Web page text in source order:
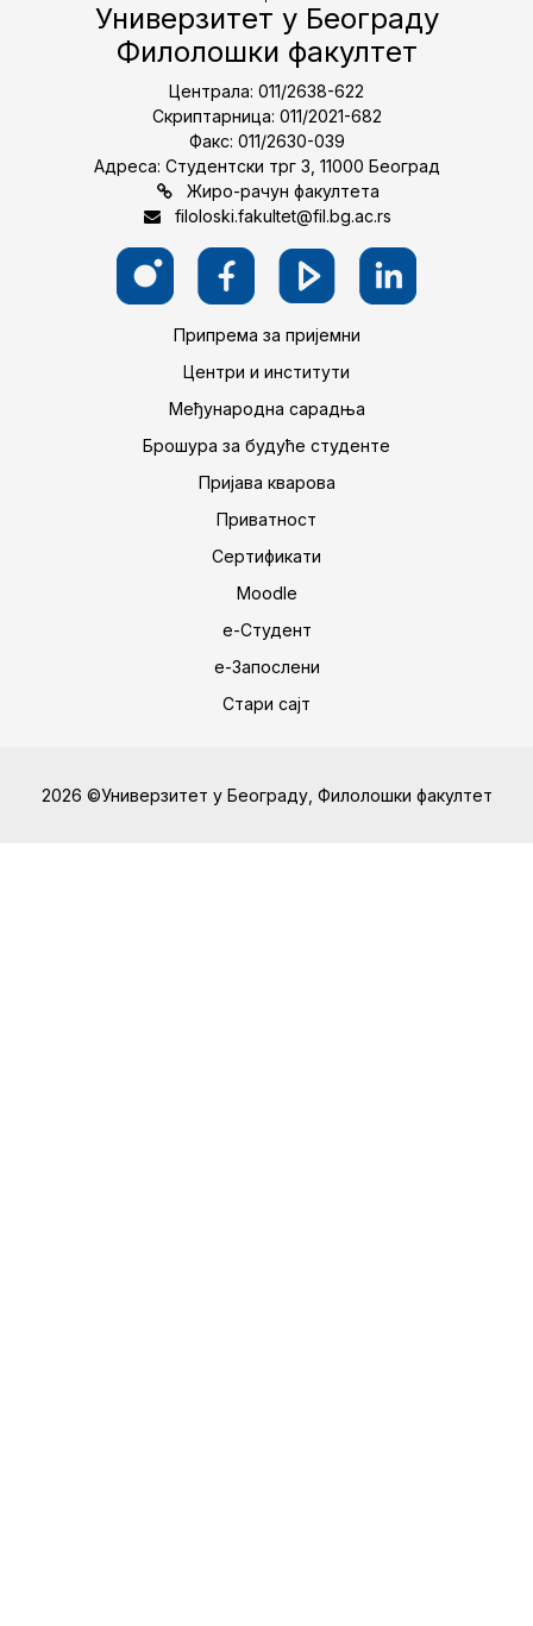
Универзитет у Београду
Филолошки факултет
Централа: 011/2638-622
Скриптарница: 011/2021-682
Факс: 011/2630-039
Адреса: Студентски трг 3, 11000 Београд
Жиро-рачун факултета
filoloski.fakultet@fil.bg.ac.rs
Припрема за пријемни
Центри и институти
Међународна сарадња
Брошура за будуће студенте
Пријава кварова
Приватност
Сертификати
Moodle
е-Студент
е-Запослени
Стари сајт
2026 ©Универзитет у Београду, Филолошки факултет